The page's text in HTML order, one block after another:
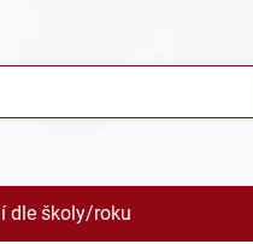
dle školy/roku